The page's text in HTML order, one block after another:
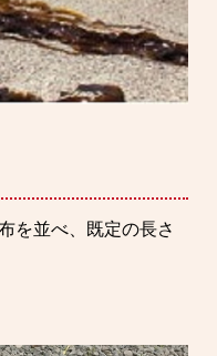
を並べ、既定の長さ